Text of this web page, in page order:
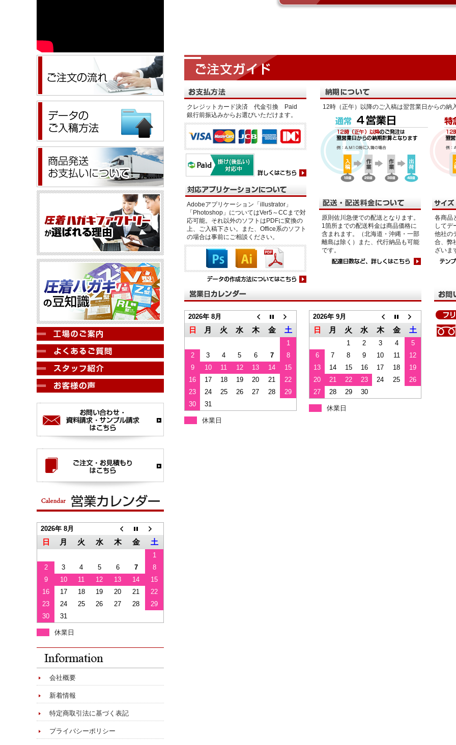
クレジットカード決済 代金引換 Paid
銀行前振込みからお選びいただけます。
12時（正午）以降のご入稿は翌営業日からの納
Adobeアプリケーション「illustrator」
「Photoshop」についてはVer5～CCまで対
応可能。それ以外のソフトはPDFに変換の
上、ご入稿下さい。また、Office系のソフト
の場合は事前にご相談ください。
原則佐川急便での配送となります。
1箇所までの配送料金は商品価格に
含まれます。（北海道・沖縄・一部
離島は除く）また、代行納品も可能
です。
各商品
してデ
他社の
合、弊
ざいま
2026年 8月
日 月 火 水 木 金 土
1
2
3 4 5 6 7
8
9
10 11 12 13 14
15
16
17 18 19 20 21
22
23
24 25 26 27 28
29
30
31
休業日
2026年 9月
日 月 火 水 木 金 土
1 2 3 4
5
6
7 8 9 10 11
12
13
14 15 16 17 18
19
20
21 22 23 24 25
26
27
28 29 30
休業日
2026年 8月
日 月 火 水 木 金 土
1
2
3 4 5 6 7
8
9
10 11 12 13 14
15
16
17 18 19 20 21
22
23
24 25 26 27 28
29
30
31
休業日
会社概要
新着情報
特定商取引法に基づく表記
プライバシーポリシー